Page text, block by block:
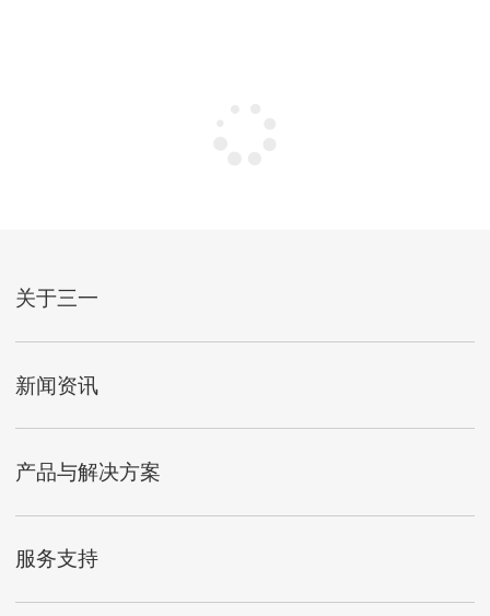
关于三一
新闻资讯
产品与解决方案
服务支持